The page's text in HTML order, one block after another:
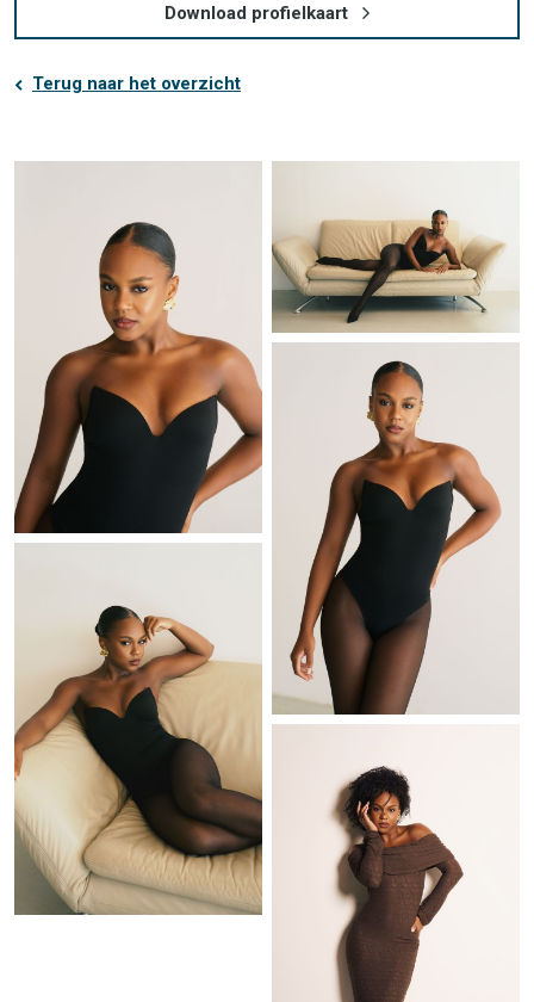
Download profielkaart
Terug naar het overzicht